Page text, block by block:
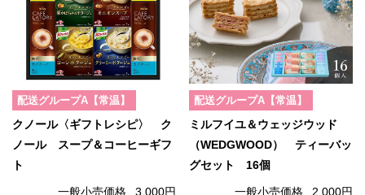
配送グループA【常温】
クノール〈ギフトレシピ〉 ク
ノール スープ＆コーヒーギフ
ト
一般小売価格 3,000円
配送グループA【常温】
ミルフイユ＆ウェッジウッド
（WEDGWOOD） ティーバッ
グセット 16個
一般小売価格 2,000円